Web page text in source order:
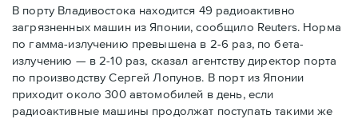
В порту Владивостока находится 49 радиоактивно
загрязненных машин из Японии, сообщило Reuters. Норма
по гамма-излучению превышена в 2-6 раз, по бета-
излучению — в 2-10 раз, сказал агентству директор порта
по производству Сергей Лопунов. В порт из Японии
приходит около 300 автомобилей в день, если
радиоактивные машины продолжат поступать такими же